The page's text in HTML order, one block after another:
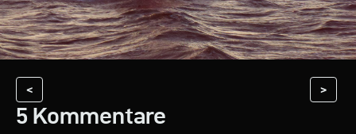
< >
5 Kommentare